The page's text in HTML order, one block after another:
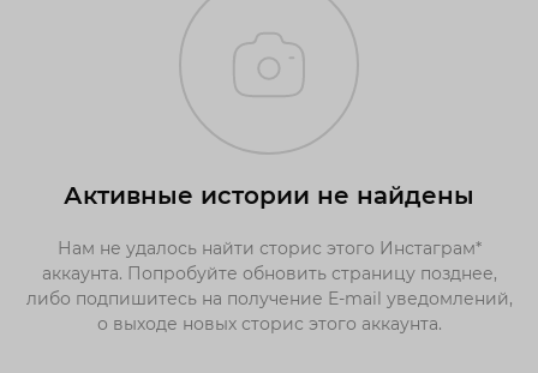
Активные истории не найдены
Нам не удалось найти сторис этого Инстаграм*
аккаунта. Попробуйте обновить страницу позднее,
либо подпишитесь на получение E-mail уведомлений,
о выходе новых сторис этого аккаунта.